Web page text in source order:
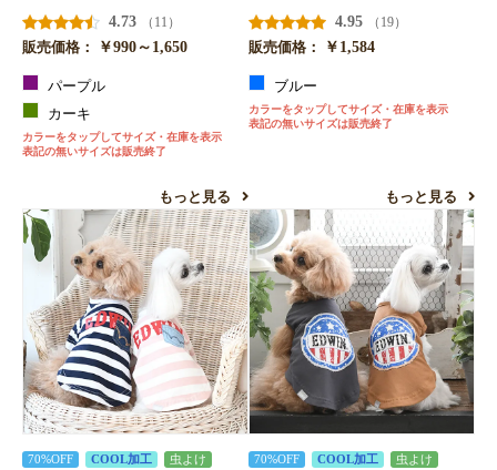
4.73
（11）
販売価格：
￥990～1,650
パープル
カーキ
カラーをタップしてサイズ・在庫を表示
表記の無いサイズは販売終了
もっと見る
4.95
（19）
販売価格：
￥1,584
ブルー
カラーをタップしてサイズ・在庫を表示
表記の無いサイズは販売終了
もっと見る
70%OFF COOL加工
虫よけ
70%OFF COOL加工
虫よけ